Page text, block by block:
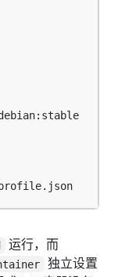
profile.json
运行，而
独立设置